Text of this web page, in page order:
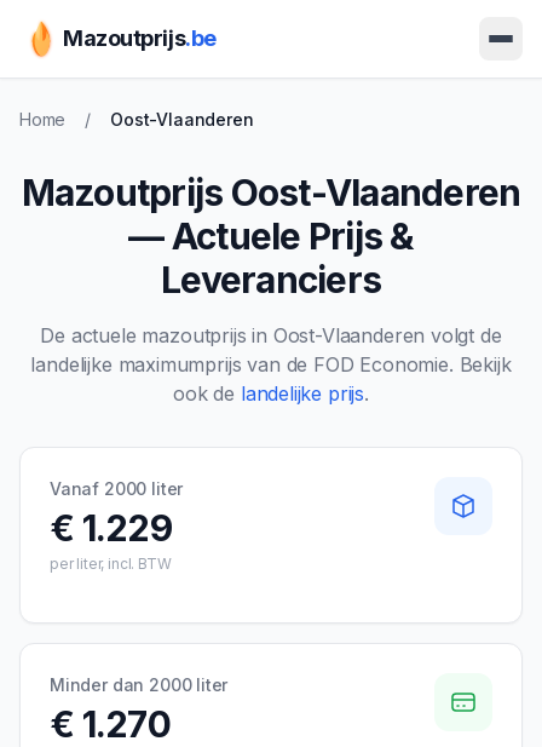
Mazoutprijs.be
Home / Oost-Vlaanderen
Mazoutprijs Oost-Vlaanderen
— Actuele Prijs &
Leveranciers
De actuele mazoutprijs in Oost-Vlaanderen volgt de
landelijke maximumprijs van de FOD Economie. Bekijk
ook de landelijke prijs.
Vanaf 2000 liter
€ 1.229
per liter, incl. BTW
Minder dan 2000 liter
€ 1.270